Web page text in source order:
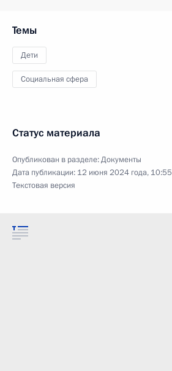
Темы
Дети
Социальная сфера
Статус материала
Опубликован в разделе:Документы
Дата публикации: 12 июня 2024 года, 10:55
Текстовая версия